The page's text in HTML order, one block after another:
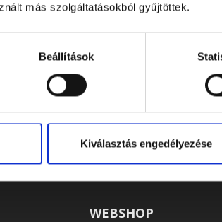
más szolgáltatásokból gyűjtöttek.
Beállítások
Kiválasztás engedélyezése
1-2megjelenítése a(z)2
WEBSHOP